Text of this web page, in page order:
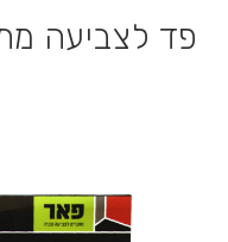
פד לצביעה